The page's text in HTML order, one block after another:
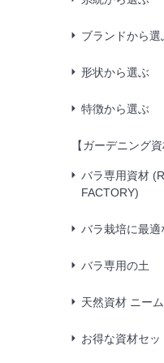
ブランドから選
形状から選ぶ
特徴から選ぶ
【ガーデニング資
バラ専用資材
FACTORY)
バラ栽培に最
バラ専用の土
天然資材 ニー
お得な資材セッ